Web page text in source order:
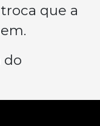
que a
do